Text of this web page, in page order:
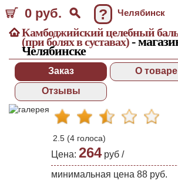
0 руб. ? Челябинск
Камбоджийский целебный
(при болях в суставах)-
Челябинске
Заказ
О товаре
Отзывы
2.5 (4 голоса)
Цена: 264руб /
минимальная цена 88 руб.